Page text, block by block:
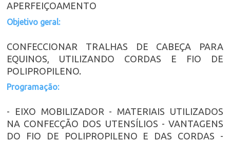
APERFEIÇOAMENTO
Objetivo geral:
CONFECCIONAR TRALHAS DE CABEÇA PARA
EQUINOS, UTILIZANDO CORDAS E FIO DE
POLIPROPILENO.
Programação:
- EIXO MOBILIZADOR - MATERIAIS UTILIZADOS
NA CONFECÇÃO DOS UTENSÍLIOS - VANTAGENS
DO FIO DE POLIPROPILENO E DAS CORDAS -